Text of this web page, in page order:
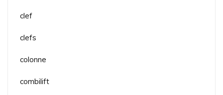
clef
clefs
colonne
combilift